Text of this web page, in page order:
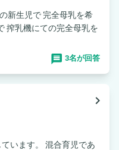
搾乳機にての完全母乳を
3名が回答
navigate_next
います。 混合育児であ